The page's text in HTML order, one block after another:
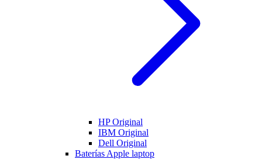
HP Original
IBM Original
Dell Original
Baterías Apple laptop